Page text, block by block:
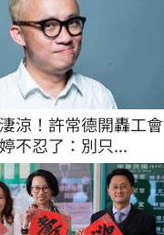
涼！許常德開轟工會
不忍了：別只...